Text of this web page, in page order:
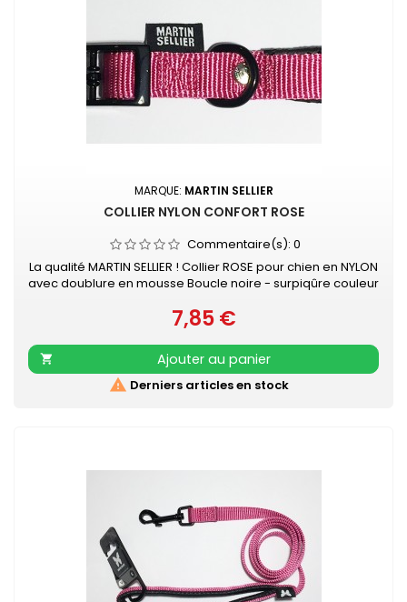
MARQUE: MARTIN SELLIER
COLLIER NYLON CONFORT ROSE
Commentaire(s): 0
La qualité MARTIN SELLIER ! Collier ROSE pour chien en NYLON
avec doublure en mousse Boucle noire - surpiqûre couleur
confort Nylon ultra-résistant Boucle laquée noire Couleur
acidulée qui soulignera tout type de pelage. Existe aussi en
turquoise, vert, orange, noir, mauve, gris, rouge et beige
Prix
7,85 €

Ajouter au panier
 Derniers articles en stock